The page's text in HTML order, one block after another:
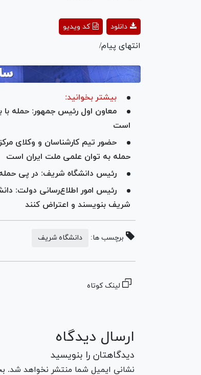
کد ویدیو دانلود
انتهای پیام/
بیشتر بخوانید:
معاون اول رئیس جمهور: حمله
است
حضور تیم کارشناسان و وکلای
حمله به توان علمی ملت ایران است
رئیس دانشگاه شریف: در پی
رئیس امور اطلاع‌رسانی دولت:
شریف بنویسند و اعتراض کنند
برچسب ها: دانشگاه شریف
لینک کوتاه
ارسال دیدگاه
دیدگاهتان را بنویسید
نشانی ایمیل شما منتشر نخواهد شد.